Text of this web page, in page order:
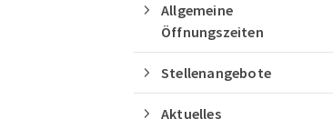
Allgemeine
Öffnungszeiten
Stellenangebote
Aktuelles